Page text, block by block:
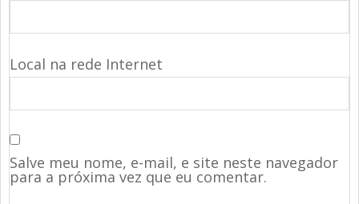
Local na rede Internet
Salve meu nome, e-mail, e site neste navegador
para a próxima vez que eu comentar.